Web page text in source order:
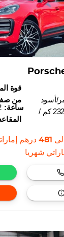
قوة
ساعة:
أسود
232 كم /
إلى 481 درهم
شهريا